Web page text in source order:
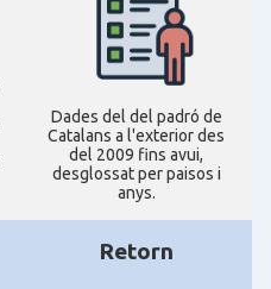
Dades del del padró de
Catalans a l'exterior des
del 2009 fins avui,
desglossat per paisos i
anys.
Retorn